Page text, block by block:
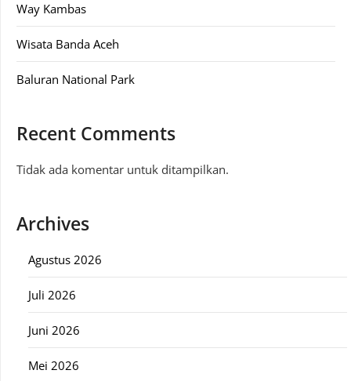
Way Kambas
Wisata Banda Aceh
Baluran National Park
Recent Comments
Tidak ada komentar untuk ditampilkan.
Archives
Agustus 2026
Juli 2026
Juni 2026
Mei 2026